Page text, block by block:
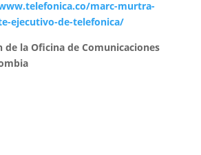
marc-murtra-
ejecutivo-de-telefonica/
de la Oficina de Comunicaciones